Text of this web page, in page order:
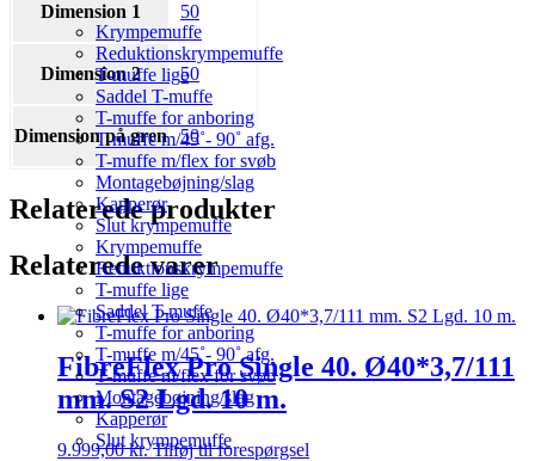
Krympemuffe
Reduktionskrympemuffe
T-muffe lige
Saddel T-muffe
T-muffe for anboring
T-muffe m/45˚- 90˚ afg.
T-muffe m/flex for svøb
Montagebøjning/slag
Kapperør
Slut krympemuffe
Krympemuffe
Reduktionskrympemuffe
T-muffe lige
Saddel T-muffe
T-muffe for anboring
T-muffe m/45˚- 90˚ afg.
T-muffe m/flex for svøb
Montagebøjning/slag
Kapperør
Slut krympemuffe
Dimension 1 50
Dimension 2 50
Dimension på gren 50
Relaterede produkter
Relaterede varer
FibreFlex Pro Single 40. Ø40*3,7/111
mm. S2 Lgd. 10 m.
9.999,00kr. Tilføj til forespørgsel